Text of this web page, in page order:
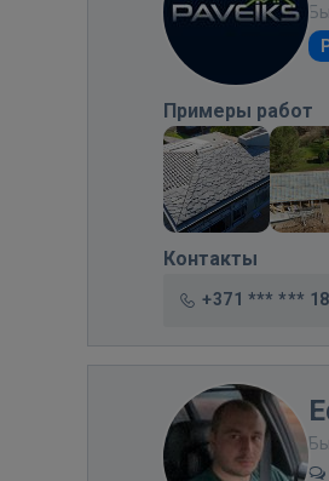
Примеры работ
Контакты
+371 *** *** 18